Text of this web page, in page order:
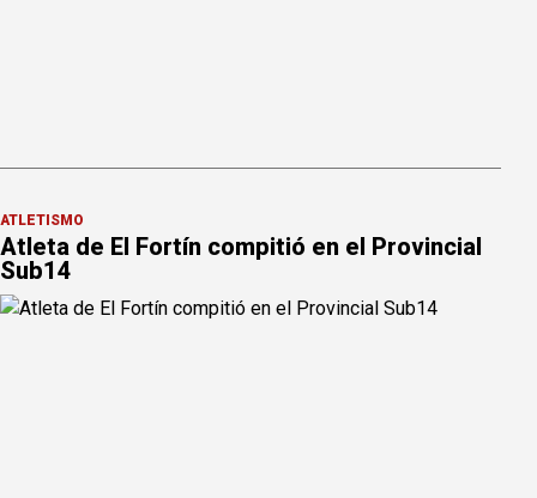
ATLETISMO
Atleta de El Fortín compitió en el Provincial
Sub14